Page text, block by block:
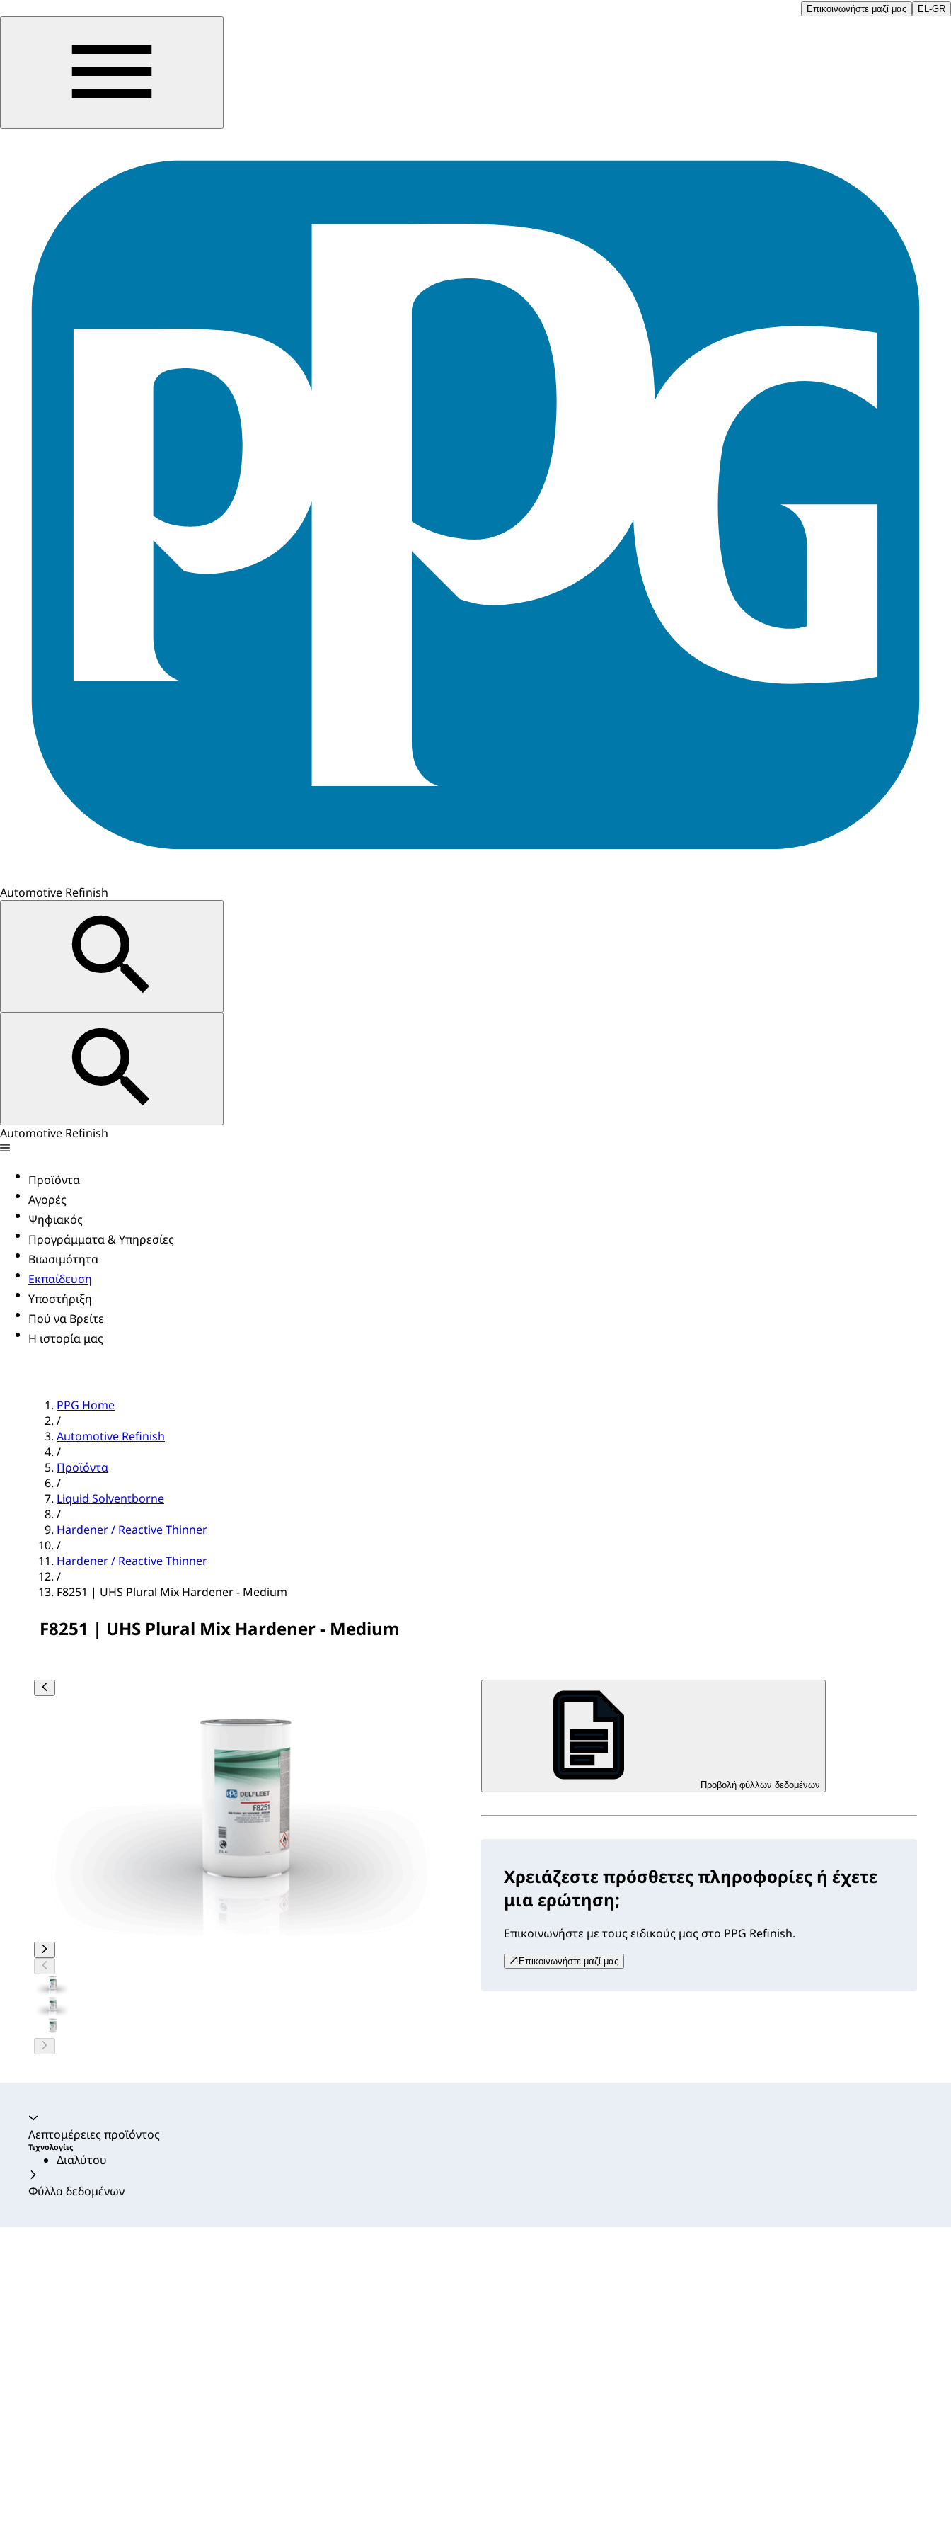
Επικοινωνήστε μαζί μας EL-GR
Automotive Refinish
Automotive Refinish
Προϊόντα
Αγορές
Ψηφιακός
Προγράμματα & Υπηρεσίες
Βιωσιμότητα
Εκπαίδευση
Υποστήριξη
Πού να Βρείτε
Η ιστορία μας
PPG Home
/
Automotive Refinish
/
Προϊόντα
/
Liquid Solventborne
/
Hardener / Reactive Thinner
/
Hardener / Reactive Thinner
/
F8251 | UHS Plural Mix Hardener - Medium
F8251 | UHS Plural Mix Hardener - Medium
Προβολή φύλλων δεδομένων
Χρειάζεστε πρόσθετες πληροφορίες ή έχετε
μια ερώτηση;
Επικοινωνήστε με τους ειδικούς μας στο PPG Refinish.
Επικοινωνήστε μαζί μας
Ακορντεόν καταρρεύσει
Λεπτομέρειες προϊόντος
Τεχνολογίες
Διαλύτου
Φύλλα δεδομένων